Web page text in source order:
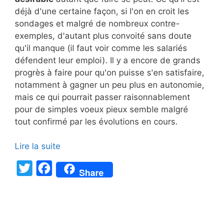
déjà d'une certaine façon, si l'on en croit les
sondages et malgré de nombreux contre-
exemples, d'autant plus convoité sans doute
qu'il manque (il faut voir comme les salariés
défendent leur emploi). Il y a encore de grands
progrès à faire pour qu'on puisse s'en satisfaire,
notamment à gagner un peu plus en autonomie,
mais ce qui pourrait passer raisonnablement
pour de simples voeux pieux semble malgré
tout confirmé par les évolutions en cours.
Lire la suite
T
F
a
Share